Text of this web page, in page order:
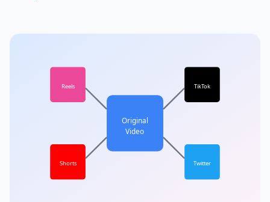
Original
Video
Reels TikTok
Shorts Twitter